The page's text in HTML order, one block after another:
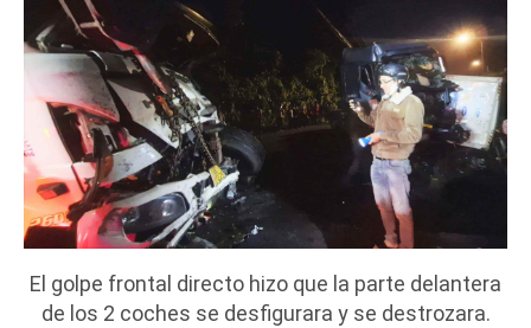
El golpe frontal directo hizo que la parte delantera
de los 2 coches se desfigurara y se destrozara.